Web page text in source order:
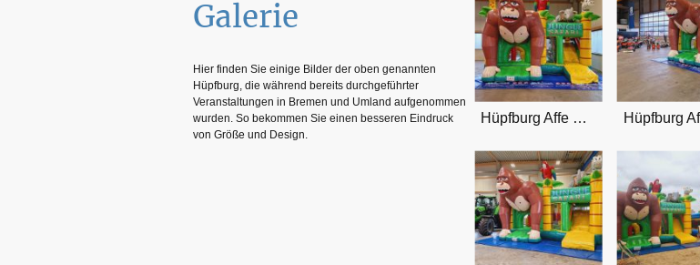
Galerie
Hier finden Sie einige Bilder der oben genannten
Hüpfburg, die während bereits durchgeführter
Veranstaltungen in Bremen und Umland aufgenommen
wurden. So bekommen Sie einen besseren Eindruck
von Größe und Design.
Hüpfburg Affe mieten Bremen